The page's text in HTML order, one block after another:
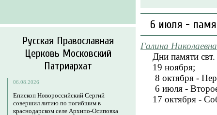
Русская Православная
Церковь Московский
Патриархат
06.08.2026
Епископ Новороссийский Сергий
совершил литию по погибшим в
краснодарском селе Архипо-Осиповка
6 июля -
Галина
Дни памяти свт.
19 ноября;
8 октября -
6 июля - Второе
17 октября -